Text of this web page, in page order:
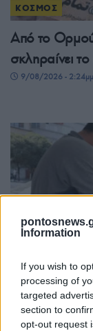
Information
If you wish to
processing of
targeted
section to
opt-out request
ΚΟΣΜΟΣ
Από το
σκληραίνει
9/08/2026 - 2:24μμ
Το Ιράν
βαρύς
9/08/2026 -